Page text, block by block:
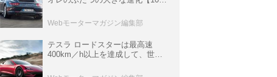
Webモーターマガジン編集部
テスラ ロードスターは最高速
400km／h以上を達成して、世界
ーカークロニクル・完全版／